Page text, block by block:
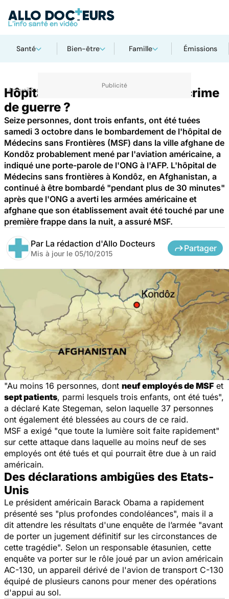
Santé Bien-être Famille Émissions
AccueilSanté
Hôpital de MSF bombardé : un crime
de guerre ?
Seize personnes, dont trois enfants, ont été tuées
samedi 3 octobre dans le bombardement de l'hôpital de
Médecins sans Frontières (MSF) dans la ville afghane de
Kondôz probablement mené par l'aviation américaine, a
indiqué une porte-parole de l'ONG à l'AFP. L'hôpital de
Médecins sans frontières à Kondôz, en Afghanistan, a
continué à être bombardé "pendant plus de 30 minutes"
après que l'ONG a averti les armées américaine et
afghane que son établissement avait été touché par une
première frappe dans la nuit, a assuré MSF.
Par La rédaction d'Allo Docteurs
Mis à jour le 05/10/2015
Partager
"Au moins 16 personnes, dont neuf employés de MSF et
sept patients, parmi lesquels trois enfants, ont été tués",
a déclaré Kate Stegeman, selon laquelle 37 personnes
ont également été blessées au cours de ce raid.
MSF a exigé "que toute la lumière soit faite rapidement"
sur cette attaque dans laquelle au moins neuf de ses
employés ont été tués et qui pourrait être due à un raid
américain.
Des déclarations ambigües des Etats-
Unis
Le président américain Barack Obama a rapidement
présenté ses "plus profondes condoléances", mais il a
dit attendre les résultats d'une enquête de l’armée "avant
de porter un jugement définitif sur les circonstances de
cette tragédie". Selon un responsable étasunien, cette
enquête va porter sur le rôle joué par un avion américain
AC-130, un appareil dérivé de l'avion de transport C-130
équipé de plusieurs canons pour mener des opérations
d'appui au sol.